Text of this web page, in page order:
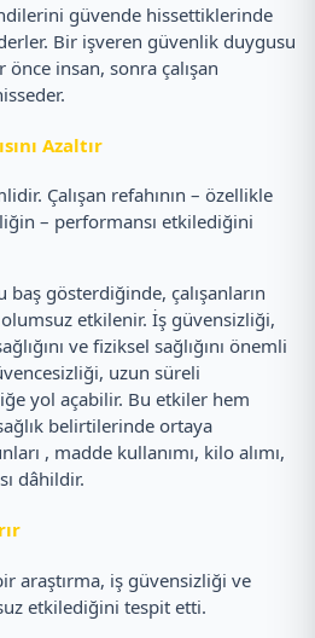
güvende hissettiklerinde
Bir işveren güvenlik duygusu
insan, sonra çalışan
Azaltır
Çalışan refahının – özellikle
– performansı etkilediğini
gösterdiğinde, çalışanların
etkilenir. İş güvensizliği,
ve fiziksel sağlığını önemli
uzun süreli
yol açabilir. Bu etkiler hem
belirtilerinde ortaya
, madde kullanımı, kilo alımı,
dâhildir.
araştırma, iş güvensizliği ve
etkilediğini tespit etti.